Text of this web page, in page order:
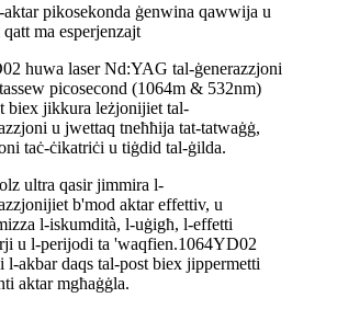
pikosekonda ġenwina qawwija u
ma esperjenzajt
huwa laser Nd:YAG tal-ġenerazzjoni
picosecond (1064m & 532nm)
biex jikkura leżjonijiet tal-
u jwettaq tneħħija tat-tatwaġġ,
taċ-ċikatriċi u tiġdid tal-ġilda.
ultra qasir jimmira l-
b'mod aktar effettiv, u
l-iskumdità, l-uġigħ, l-effetti
u l-perijodi ta 'waqfien.1064YD02
l-akbar daqs tal-post biex jippermetti
aktar mgħaġġla.